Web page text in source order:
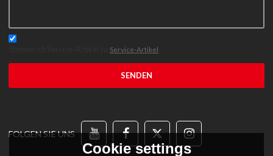
Service-Artikel
SENDEN
FOLGEN SIE UNS
Cookie settings